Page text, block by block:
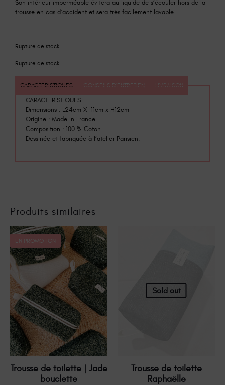
Son intérieur imperméable évitera au liquide de s’écouler hors de la
trousse en cas d’accident et sera très facilement lavable.
Rupture de stock
Rupture de stock
CARACTERISTIQUES CONSEILS D'ENTRETIEN LIVRAISON
CARACTERISTIQUES
Dimensions : L24cm X l11cm x H12cm
Origine : Made in France
Composition : 100 % Coton
Dessinée et fabriquée à l’atelier Parisien.
Produits similaires
EN PROMOTION
Trousse de toilette | Jade
bouclette
Sold out
Trousse de toilette
Raphaëlle